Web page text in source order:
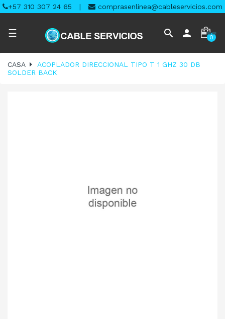
+57 310 307 24 65 | comprasenlinea@cableservicios.com
Navegación
palanca
☰ search person 0
CASA
ACOPLADOR DIRECCIONAL TIPO T 1 GHZ 30 DB
SOLDER BACK